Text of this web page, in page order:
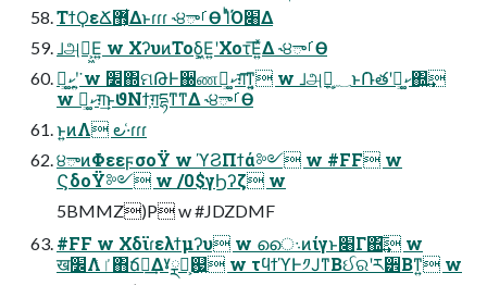
ΤϯϘεՃ޻͕͋Δͱɾɾɾ ˞੪ాࡱӨ ΊͬͪΌ׈Δ
ࡋஅ໘͕͖Ε͍ w ΧʔυͷΤοδ͕͖Ε͍ʹΧοτ͞Ε͍ͯΔ ˞੪ాࡱӨ
ކ༹͕͚ʹ͍͘ w ׼΍ମԹͰ઀ணކ༹͕͚ग़͞ͳ͍͔ w ࡋஅ໘͕؁͍ͱ݁Ռతʹކ༹͕͚΍͍͢
w ކ༹͕͚ग़͢ͱϑΝϯ͕ग़དྷͳ͘ͳΔ ˞੪ాࡱӨ
ͱ͍͏ͷΛ ౿·͑ɾɾɾ
੪ాͷΦεεϝσοΫ w ϓϨΠϯά༻ w #FF w
ϚδοΫ༻ w /0$γϦʔζ w
5BMMZ)P w #JDZDMF
#FF w Χδϊɾελϯμʔυ w ൈ܈ͷίγͱ׈Γ΍͢͞ w
ख׼Λٵͬͯ΋ճ෮͢ΔˠྼԽ͕஗͍ w τϥϯϓͰ༡ͿͳΒઈରʹཪ੾Βͳ͍ w